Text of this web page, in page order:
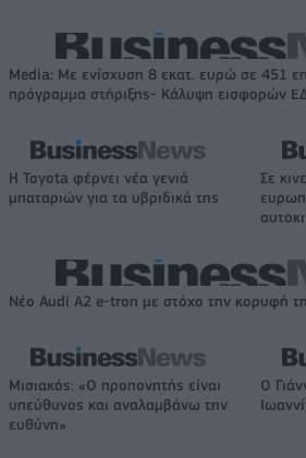
Media: Με ενίσχυση 8 εκατ. ευρώ σε 451
πρόγραμμα στήριξης- Κάλυψη εισφορών
Η Toyota φέρνει νέα γενιά
μπαταριών για τα υβριδικά της
Σε
Νέο Audi A2 e-tron με στόχο την κορυφή
Μισιακός: «Ο προπονητής είναι
υπεύθυνος και αναλαμβάνω την
ευθύνη»
Ο